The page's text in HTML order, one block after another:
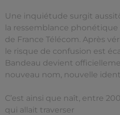
Une inquiétude surgit
la ressemblance
de France Télécom. Après
le risque de confusion est
Bandeau devient
nouveau nom, nouvelle
C’est ainsi que naît, entre
qui allait traverser